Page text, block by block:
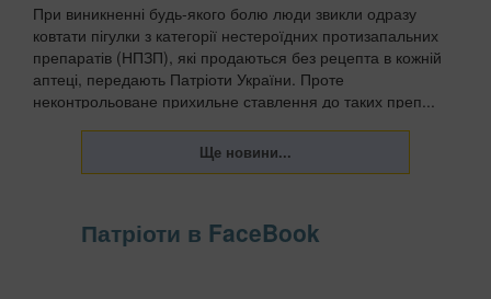
При виникненні будь-якого болю люди звикли одразу
ковтати пігулки з категорії нестероїдних протизапальних
препаратів (НПЗП), які продаються без рецепта в кожній
аптеці, передають Патріоти України. Проте
неконтрольоване прихильне ставлення до таких преп...
Патріоти в FaceBook